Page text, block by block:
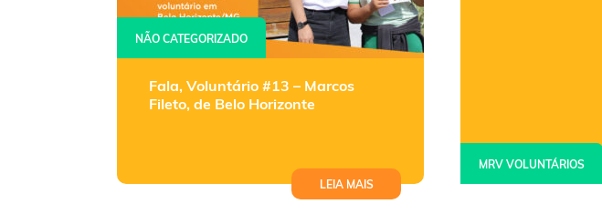
NÃO CATEGORIZADO
Fala, Voluntário #13 – Marcos
Fileto, de Belo Horizonte
LEIA MAIS
MRV VOLUNTÁRIOS